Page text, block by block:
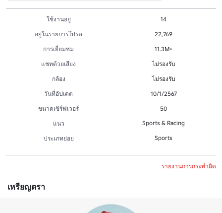
ใช้งานอยู่
14
อยู่ในรายการโปรด
22,769
การเยี่ยมชม
11.3M+
แชทด้วยเสียง
ไม่รองรับ
กล้อง
ไม่รองรับ
วันที่อัปเดต
10/1/2567
ขนาดเซิร์ฟเวอร์
50
แนว
Sports & Racing
ประเภทย่อย Sports
รายงานการกระทำผิด
เหรียญตรา